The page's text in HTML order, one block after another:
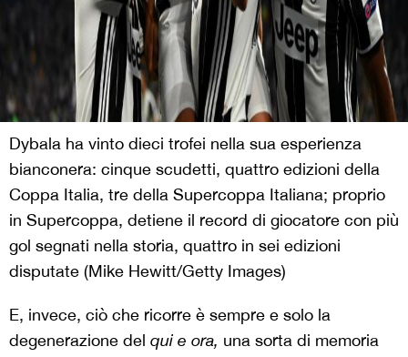
Dybala ha vinto dieci trofei nella sua esperienza
bianconera: cinque scudetti, quattro edizioni della
Coppa Italia, tre della Supercoppa Italiana; proprio
in Supercoppa, detiene il record di giocatore con più
gol segnati nella storia, quattro in sei edizioni
disputate (Mike Hewitt/Getty Images)
E, invece, ciò che ricorre è sempre e solo la
degenerazione del qui e ora, una sorta di memoria